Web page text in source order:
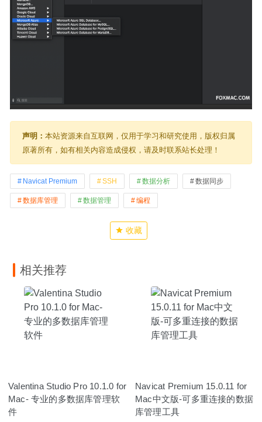
声明： 本站资源来自互联网，仅用于学习和研究使用，版权归属
原著所有，如有相关内容造成侵权，请及时联系站长处理！
Navicat Premium SSH 数据分析 数据同步
数据库管理 数据管理 编程
收藏
相关推荐
Valentina Studio Pro 10.1.0 for
Mac- 专业的多数据库管理软
件
Navicat Premium 15.0.11 for
Mac中文版-可多重连接的数据
库管理工具